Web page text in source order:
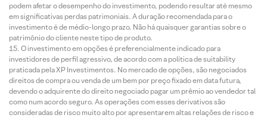
podem afetar o desempenho do investimento, podendo resultar até mesmo
em significativas perdas patrimoniais. A duração recomendada para o
investimento é de médio-longo prazo. Não há quaisquer garantias sobre o
patrimônio do cliente neste tipo de produto.
O investimento em opções é preferencialmente indicado para
investidores de perfil agressivo, de acordo com a política de suitability
praticada pela XP Investimentos. No mercado de opções, são negociados
direitos de compra ou venda de um bem por preço fixado em data futura,
devendo o adquirente do direito negociado pagar um prêmio ao vendedor tal
como num acordo seguro. As operações com esses derivativos são
consideradas de risco muito alto por apresentarem altas relações de risco e